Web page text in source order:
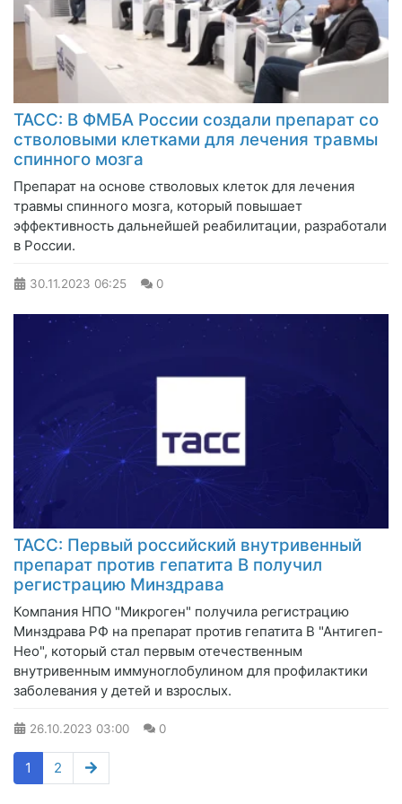
ТАСС: В ФМБА России создали препарат со
стволовыми клетками для лечения травмы
спинного мозга
Препарат на основе стволовых клеток для лечения
травмы спинного мозга, который повышает
эффективность дальнейшей реабилитации, разработали
в России.
30.11.2023 06:25 0
ТАСС: Первый российский внутривенный
препарат против гепатита В получил
регистрацию Минздрава
Компания НПО "Микроген" получила регистрацию
Минздрава РФ на препарат против гепатита В "Антигеп-
Нео", который стал первым отечественным
внутривенным иммуноглобулином для профилактики
заболевания у детей и взрослых.
26.10.2023 03:00 0
1 2